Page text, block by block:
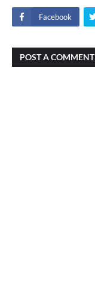
Facebook
POST A COMMENT